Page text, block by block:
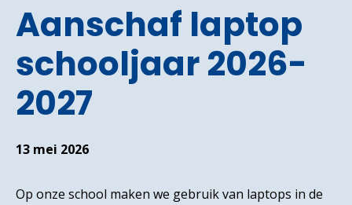
Aanschaf laptop
schooljaar 2026-
2027
13 mei 2026
Op onze school maken we gebruik van laptops in de